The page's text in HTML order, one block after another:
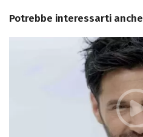
Potrebbe interessarti anche